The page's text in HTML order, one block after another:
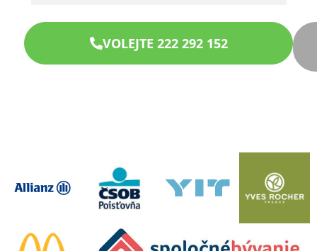
VOLEJTE 222 292 152